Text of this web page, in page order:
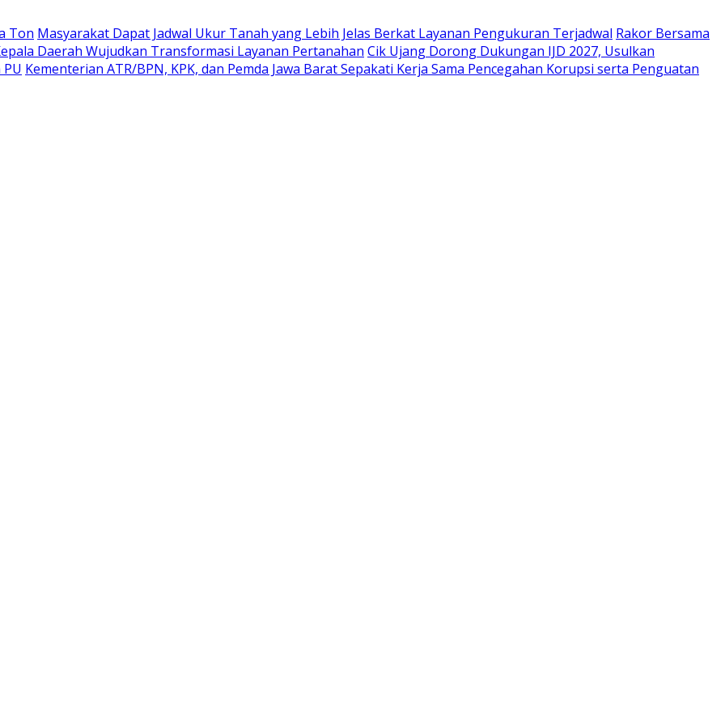
Ton Masyarakat Dapat Jadwal Ukur Tanah yang Lebih Jelas Berkat Layanan Pengukuran Terjadwal Rakor Bersama
Daerah Wujudkan Transformasi Layanan Pertanahan Cik Ujang Dorong Dukungan IJD 2027, Usulkan
Kementerian ATR/BPN, KPK, dan Pemda Jawa Barat Sepakati Kerja Sama Pencegahan Korupsi serta Penguatan